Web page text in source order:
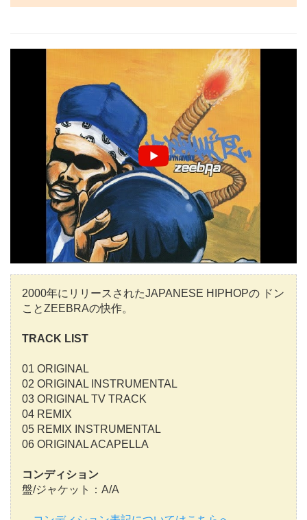
2000年にリリースされたJAPANESE HIPHOPの ドン
ことZEEBRAの快作。
TRACK LIST
01 ORIGINAL
02 ORIGINAL INSTRUMENTAL
03 ORIGINAL TV TRACK
04 REMIX
05 REMIX INSTRUMENTAL
06 ORIGINAL ACAPELLA
コンディション
盤/ジャケット：A/A